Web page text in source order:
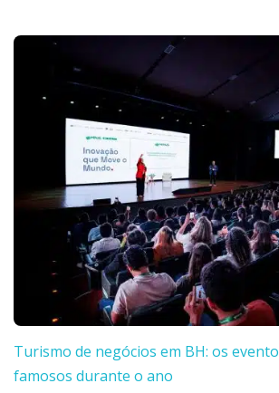
Turismo de negócios em BH: os
famosos durante o ano